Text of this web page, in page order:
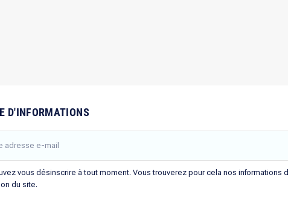
D'INFORMATIONS
vous désinscrire à tout moment. Vous trouverez pour cela nos informations
du site.